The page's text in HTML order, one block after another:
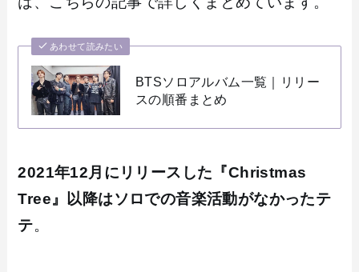
あわせて読みたい
BTSソロアルバム一覧｜リリー
スの順番まとめ
2021年12月にリリースした『Christmas
Tree』以降はソロでの音楽活動がなかったテ
テ。